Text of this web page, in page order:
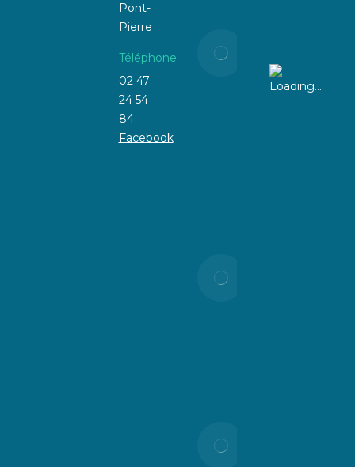
Pont-
Pierre
Téléphone
02 47
24 54
84
Facebook
Incendie &
Voisinage :